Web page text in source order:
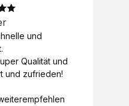
und
Qualität und
und zufrieden!